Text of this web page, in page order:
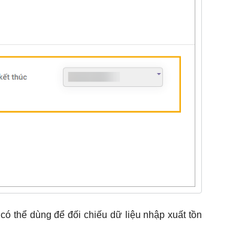
có thể dùng để đối chiếu dữ liệu nhập xuất tồn